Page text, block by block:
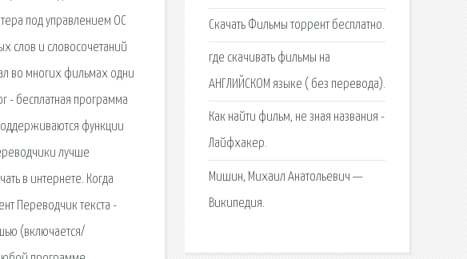
Скачать Фильмы торрент бесплатно.
где скачивать фильмы на
АНГЛИЙСКОМ языке ( без перевода).
Как найти фильм, не зная названия -
Лайфхакер.
Мишин, Михаил Анатольевич —
Википедия.